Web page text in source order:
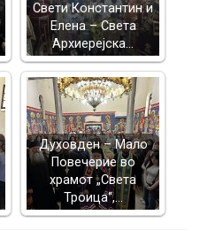
Свети Константин и
Елена – Света
Архиерејска…
Духовден – Мало
Повечерие во
храмот „Света
Троица“,…